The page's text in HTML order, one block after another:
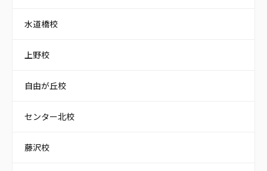
水道橋校
上野校
自由が丘校
センター北校
藤沢校